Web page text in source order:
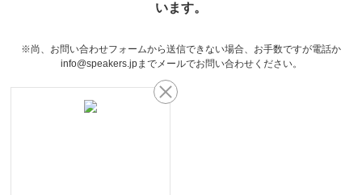
います。
※尚、お問い合わせフォームから送信できない場合、お手数ですが電話か
info@speakers.jpまでメールでお問い合わせください。